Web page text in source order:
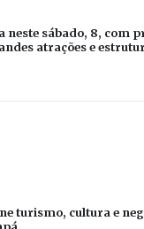
neste sábado, 8, com
atrações e
turismo, cultura e